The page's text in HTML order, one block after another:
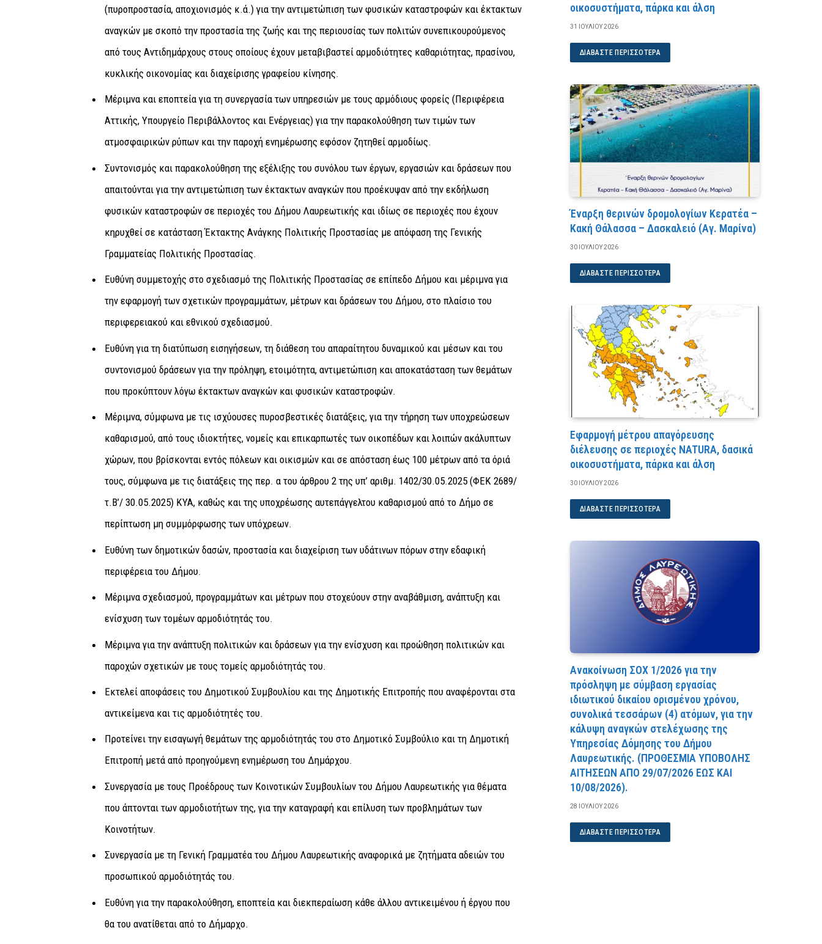
(πυροπροστασία, αποχιονισμός κ.ά.) για την αντιμετώπιση των φυσικών καταστροφών και έκτακτων
αναγκών με σκοπό την προστασία της ζωής και της περιουσίας των πολιτών συνεπικουρούμενος
από τους Αντιδημάρχους στους οποίους έχουν μεταβιβαστεί αρμοδιότητες καθαριότητας, πρασίνου,
κυκλικής οικονομίας και διαχείρισης γραφείου κίνησης.
Μέριμνα και εποπτεία για τη συνεργασία των υπηρεσιών με τους αρμόδιους φορείς (Περιφέρεια
Αττικής, Υπουργείο Περιβάλλοντος και Ενέργειας) για την παρακολούθηση των τιμών των
ατμοσφαιρικών ρύπων και την παροχή ενημέρωσης εφόσον ζητηθεί αρμοδίως.
Συντονισμός και παρακολούθηση της εξέλιξης του συνόλου των έργων, εργασιών και δράσεων που
απαιτούνται για την αντιμετώπιση των έκτακτων αναγκών που προέκυψαν από την εκδήλωση
φυσικών καταστροφών σε περιοχές του Δήμου Λαυρεωτικής και ιδίως σε περιοχές που έχουν
κηρυχθεί σε κατάσταση Έκτακτης Ανάγκης Πολιτικής Προστασίας με απόφαση της Γενικής
Γραμματείας Πολιτικής Προστασίας.
Ευθύνη συμμετοχής στο σχεδιασμό της Πολιτικής Προστασίας σε επίπεδο Δήμου και μέριμνα για
την εφαρμογή των σχετικών προγραμμάτων, μέτρων και δράσεων του Δήμου, στο πλαίσιο του
περιφερειακού και εθνικού σχεδιασμού.
Ευθύνη για τη διατύπωση εισηγήσεων, τη διάθεση του απαραίτητου δυναμικού και μέσων και του
συντονισμού δράσεων για την πρόληψη, ετοιμότητα, αντιμετώπιση και αποκατάσταση των θεμάτων
που προκύπτουν λόγω έκτακτων αναγκών και φυσικών καταστροφών.
Μέριμνα, σύμφωνα με τις ισχύουσες πυροσβεστικές διατάξεις, για την τήρηση των υποχρεώσεων
καθαρισμού, από τους ιδιοκτήτες, νομείς και επικαρπωτές των οικοπέδων και λοιπών ακάλυπτων
χώρων, που βρίσκονται εντός πόλεων και οικισμών και σε απόσταση έως 100 μέτρων από τα όριά
τους, σύμφωνα με τις διατάξεις της περ. α του άρθρου 2 της υπ’ αριθμ. 1402/30.05.2025 (ΦΕΚ 2689/
τ.Β’/ 30.05.2025) ΚΥΑ, καθώς και της υποχρέωσης αυτεπάγγελτου καθαρισμού από το Δήμο σε
περίπτωση μη συμμόρφωσης των υπόχρεων.
Ευθύνη των δημοτικών δασών, προστασία και διαχείριση των υδάτινων πόρων στην εδαφική
περιφέρεια του Δήμου.
Μέριμνα σχεδιασμού, προγραμμάτων και μέτρων που στοχεύουν στην αναβάθμιση, ανάπτυξη και
ενίσχυση των τομέων αρμοδιότητάς του.
Μέριμνα για την ανάπτυξη πολιτικών και δράσεων για την ενίσχυση και προώθηση πολιτικών και
παροχών σχετικών με τους τομείς αρμοδιότητάς του.
Εκτελεί αποφάσεις του Δημοτικού Συμβουλίου και της Δημοτικής Επιτροπής που αναφέρονται στα
αντικείμενα και τις αρμοδιότητές του.
Προτείνει την εισαγωγή θεμάτων της αρμοδιότητάς του στο Δημοτικό Συμβούλιο και τη Δημοτική
Επιτροπή μετά από προηγούμενη ενημέρωση του Δημάρχου.
Συνεργασία με τους Προέδρους των Κοινοτικών Συμβουλίων του Δήμου Λαυρεωτικής για θέματα
που άπτονται των αρμοδιοτήτων της, για την καταγραφή και επίλυση των προβλημάτων των
Κοινοτήτων.
Συνεργασία με τη Γενική Γραμματέα του Δήμου Λαυρεωτικής αναφορικά με ζητήματα αδειών του
προσωπικού αρμοδιότητάς του.
Ευθύνη για την παρακολούθηση, εποπτεία και διεκπεραίωση κάθε άλλου αντικειμένου ή έργου που
θα του ανατίθεται από το Δήμαρχο.
οικοσυστήματα, πάρκα και άλση
31 ΙΟΥΛΊΟΥ 2026
ΔΙΑΒΆΣΤΕ ΠΕΡΙΣΣΌΤΕΡΑ
Έναρξη θερινών δρομολογίων Κερατέα –
Κακή Θάλασσα – Δασκαλειό (Αγ. Μαρίνα)
30 ΙΟΥΛΊΟΥ 2026
ΔΙΑΒΆΣΤΕ ΠΕΡΙΣΣΌΤΕΡΑ
Εφαρμογή μέτρου απαγόρευσης
διέλευσης σε περιοχές NATURA, δασικά
οικοσυστήματα, πάρκα και άλση
30 ΙΟΥΛΊΟΥ 2026
ΔΙΑΒΆΣΤΕ ΠΕΡΙΣΣΌΤΕΡΑ
Ανακοίνωση ΣΟΧ 1/2026 για την
πρόσληψη με σύμβαση εργασίας
ιδιωτικού δικαίου ορισμένου χρόνου,
συνολικά τεσσάρων (4) ατόμων, για την
κάλυψη αναγκών στελέχωσης της
Υπηρεσίας Δόμησης του Δήμου
Λαυρεωτικής. (ΠPOΘEΣMIA YΠOBOΛHΣ
AITHΣEΩN AΠO 29/07/2026 EΩΣ KAI
10/08/2026).
28 ΙΟΥΛΊΟΥ 2026
ΔΙΑΒΆΣΤΕ ΠΕΡΙΣΣΌΤΕΡΑ